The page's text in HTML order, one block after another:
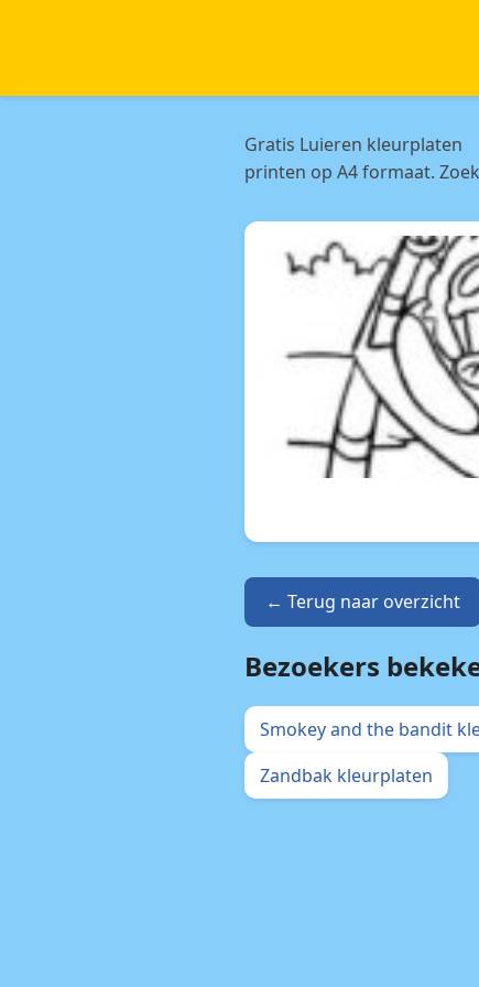
Gratis Luieren kleurplaten
printen op A4 formaat.
← Terug naar overzicht
Bezoekers
Smokey and the bandit
Zandbak kleurplaten